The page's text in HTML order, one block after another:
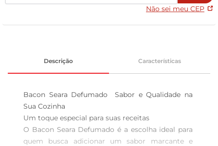
Não sei meu CEP
Descrição Características
Bacon Seara Defumado  Sabor e Qualidade na
Sua Cozinha
Um toque especial para suas receitas
O Bacon Seara Defumado é a escolha ideal para
quem busca adicionar um sabor marcante e